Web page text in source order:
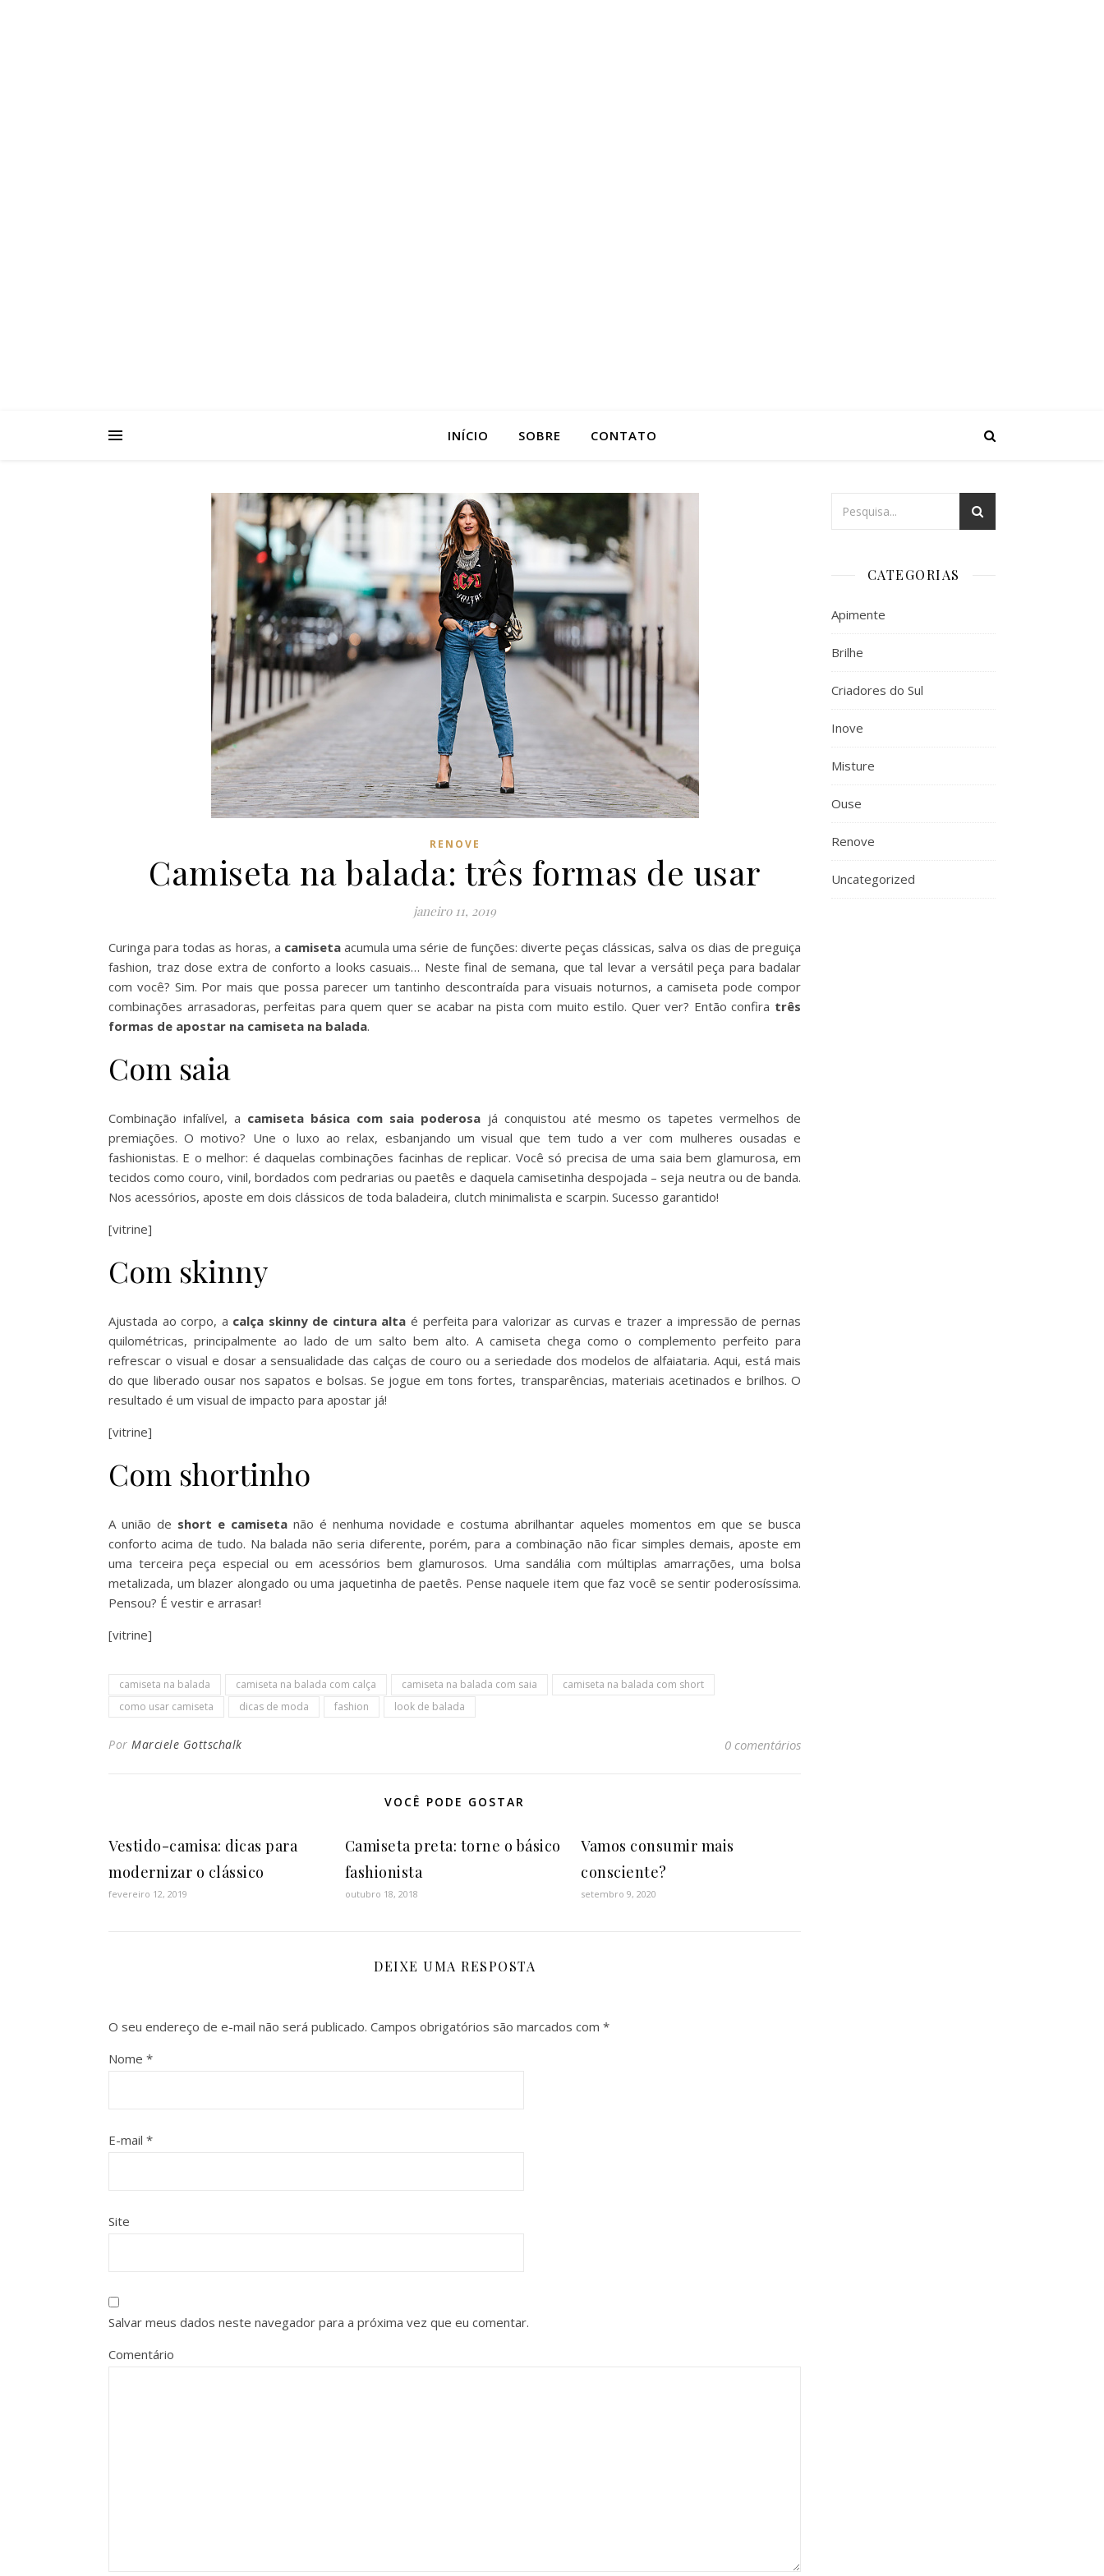
INÍCIO SOBRE CONTATO
RENOVE
Camiseta na balada: três formas de usar
janeiro 11, 2019
Curinga para todas as horas, a camisetaacumula uma série de funções: diverte peças clássicas, salva os dias de preguiça
fashion, traz dose extra de conforto a looks casuais… Neste final de semana, que tal levar a versátil peça para badalar
com você? Sim. Por mais que possa parecer um tantinho descontraída para visuais noturnos, a camiseta pode compor
combinações arrasadoras, perfeitas para quem quer se acabar na pista com muito estilo. Quer ver? Então confira três
formas de apostar na camiseta na balada.
Com saia
Combinação infalível, a camiseta básica com saia poderosa já conquistou até mesmo os tapetes vermelhos de
premiações. O motivo? Une o luxo ao relax, esbanjando um visual que tem tudo a ver com mulheres ousadas e
fashionistas. E o melhor: é daquelas combinações facinhas de replicar. Você só precisa de uma saia bem glamurosa, em
tecidos como couro, vinil, bordados com pedrarias ou paetês e daquela camisetinha despojada – seja neutra ou de banda.
Nos acessórios, aposte em dois clássicos de toda baladeira, clutch minimalista e scarpin. Sucesso garantido!
[vitrine]
Com skinny
Ajustada ao corpo, a calça skinny de cintura alta é perfeita para valorizar as curvas e trazer a impressão de pernas
quilométricas, principalmente ao lado de um salto bem alto. A camiseta chega como o complemento perfeito para
refrescar o visual e dosar a sensualidade das calças de couro ou a seriedade dos modelos de alfaiataria. Aqui, está mais
do que liberado ousar nos sapatos e bolsas. Se jogue em tons fortes, transparências, materiais acetinados e brilhos. O
resultado é um visual de impacto para apostar já!
[vitrine]
Com shortinho
A união de short e camiseta não é nenhuma novidade e costuma abrilhantar aqueles momentos em que se busca
conforto acima de tudo. Na balada não seria diferente, porém, para a combinação não ficar simples demais, aposte em
uma terceira peça especial ou em acessórios bem glamurosos. Uma sandália com múltiplas amarrações, uma bolsa
metalizada, um blazer alongado ou uma jaquetinha de paetês. Pense naquele item que faz você se sentir poderosíssima.
Pensou? É vestir e arrasar!
[vitrine]
camiseta na balada camiseta na balada com calça camiseta na balada com saia
camiseta na balada com short
como usar camiseta
dicas de moda fashion look de balada
Por Marciele Gottschalk 0 comentários
VOCÊ PODE GOSTAR
Vestido-camisa: dicas para
modernizar o clássico
fevereiro 12, 2019
Camiseta preta: torne o básico
fashionista
outubro 18, 2018
Vamos consumir mais
consciente?
setembro 9, 2020
DEIXE UMA RESPOSTA
O seu endereço de e-mail não será publicado. Campos obrigatórios são marcados com *
Nome *
E-mail *
Site
Salvar meus dados neste navegador para a próxima vez que eu comentar.
Comentário
CATEGORIAS
Apimente
Brilhe
Criadores do Sul
Inove
Misture
Ouse
Renove
Uncategorized